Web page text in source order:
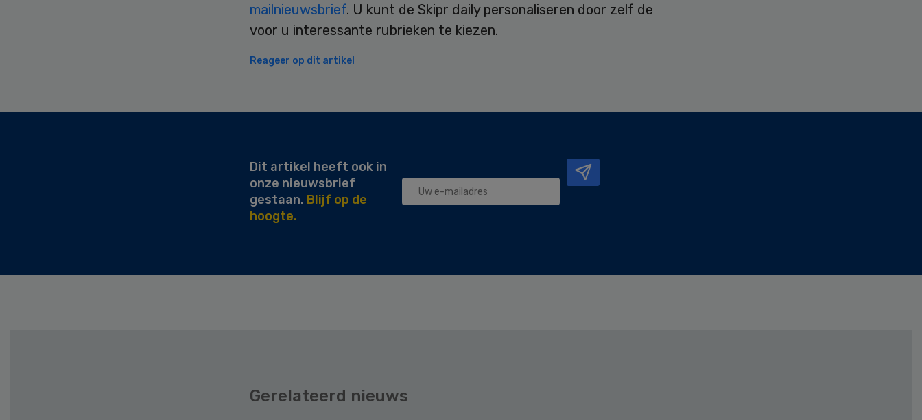
mailnieuwsbrief. U kunt de Skipr daily personaliseren door zelf de
voor u interessante rubrieken te kiezen.
Reageer op dit artikel
Secondary
Dit artikel heeft ook in
onze nieuwsbrief
gestaan. Blijf op de
hoogte.
Gerelateerd nieuws